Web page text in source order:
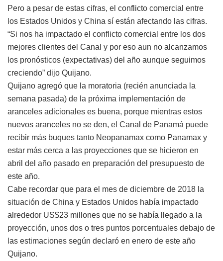
Pero a pesar de estas cifras, el conflicto comercial entre
los Estados Unidos y China sí están afectando las cifras.
“Si nos ha impactado el conflicto comercial entre los dos
mejores clientes del Canal y por eso aun no alcanzamos
los pronósticos (expectativas) del año aunque seguimos
creciendo” dijo Quijano.
Quijano agregó que la moratoria (recién anunciada la
semana pasada) de la próxima implementación de
aranceles adicionales es buena, porque mientras estos
nuevos aranceles no se den, el Canal de Panamá puede
recibir más buques tanto Neopanamax como Panamax y
estar más cerca a las proyecciones que se hicieron en
abril del año pasado en preparación del presupuesto de
este año.
Cabe recordar que para el mes de diciembre de 2018 la
situación de China y Estados Unidos había impactado
alrededor US$23 millones que no se había llegado a la
proyección, unos dos o tres puntos porcentuales debajo de
las estimaciones según declaró en enero de este año
Quijano.